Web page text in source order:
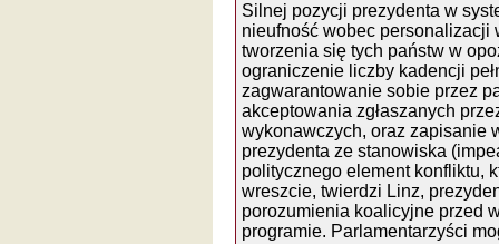
Silnej pozycji prezydenta w
nieufność wobec personalizacji
tworzenia się tych państw w
ograniczenie liczby kadencji
zagwarantowanie sobie przez
akceptowania zgłaszanych
wykonawczych, oraz zapisanie
prezydenta ze stanowiska
politycznego element konfliktu,
wreszcie, twierdzi Linz,
porozumienia koalicyjne przed
programie. Parlamentarzyści